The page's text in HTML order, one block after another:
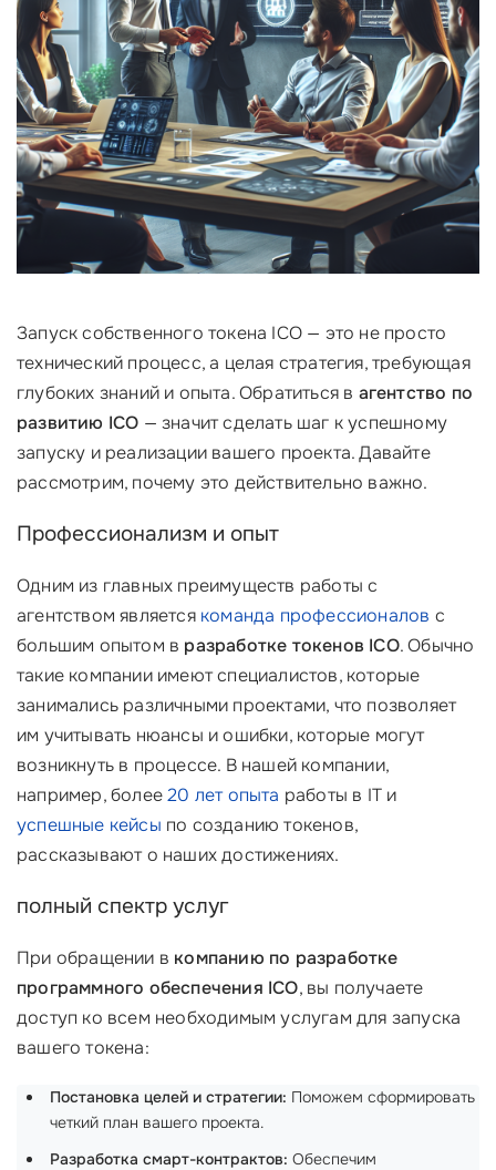
Запуск собственного токена ICO — это не просто
технический процесс, а целая стратегия, требующая
глубоких знаний и опыта. Обратиться в агентство по
развитию ICO — значит сделать шаг к успешному
запуску и реализации вашего проекта. Давайте
рассмотрим, почему это действительно важно.
Профессионализм и опыт
Одним из главных преимуществ работы с
агентством является команда профессионалов с
большим опытом в разработке токенов ICO. Обычно
такие компании имеют специалистов, которые
занимались различными проектами, что позволяет
им учитывать нюансы и ошибки, которые могут
возникнуть в процессе. В нашей компании,
например, более20 лет опыта работы в IT и
успешные кейсы по созданию токенов,
рассказывают о наших достижениях.
полный спектр услуг
При обращении в компанию по разработке
программного обеспечения ICO, вы получаете
доступ ко всем необходимым услугам для запуска
вашего токена:
Постановка целей и стратегии: Поможем сформировать
четкий план вашего проекта.
Разработка смарт-контрактов: Обеспечим